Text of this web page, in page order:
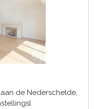
de Nederschelde,